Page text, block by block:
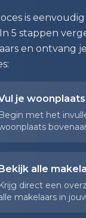
is
5 stappen
en ontvang
je woonplaats
Begin met het
alle
Krijg direct een
makelaars in